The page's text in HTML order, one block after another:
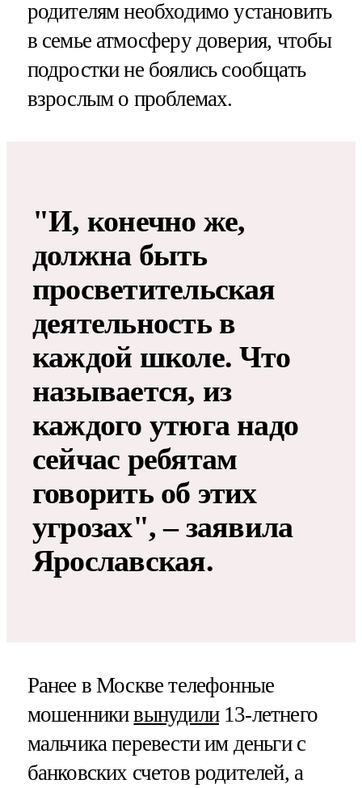
родителям необходимо установить
в семье атмосферу доверия, чтобы
подростки не боялись сообщать
взрослым о проблемах.
"И, конечно же,
должна быть
просветительская
деятельность в
каждой школе. Что
называется, из
каждого утюга надо
сейчас ребятам
говорить об этих
угрозах", – заявила
Ярославская.
Ранее в Москве телефонные
мошенникивынудили13-летнего
мальчика перевести им деньги с
банковских счетов родителей, а